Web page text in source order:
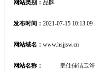
网站类别： 品牌
发布时间： 2021-07-15 10:13:09
网站域名： www.hsjjsw.cn
网站名称： 皇仕佳洁卫浴